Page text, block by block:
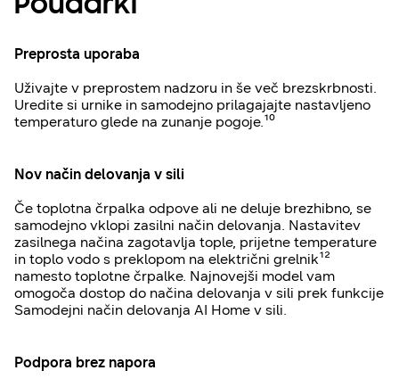
Poudarki
Preprosta uporaba
Uživajte v preprostem nadzoru in še več brezskrbnosti.
Uredite si urnike in samodejno prilagajajte nastavljeno
temperaturo glede na zunanje pogoje.¹⁰
Nov način delovanja v sili
Če toplotna črpalka odpove ali ne deluje brezhibno, se
samodejno vklopi zasilni način delovanja. Nastavitev
zasilnega načina zagotavlja tople, prijetne temperature
in toplo vodo s preklopom na električni grelnik¹²
namesto toplotne črpalke. Najnovejši model vam
omogoča dostop do načina delovanja v sili prek funkcije
Samodejni način delovanja AI Home v sili.
Podpora brez napora